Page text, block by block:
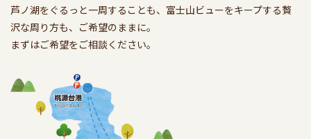
芦ノ湖をぐるっと一周することも、富士山ビューをキープする贅
沢な周り方も、ご希望のままに。
まずはご希望をご相談ください。